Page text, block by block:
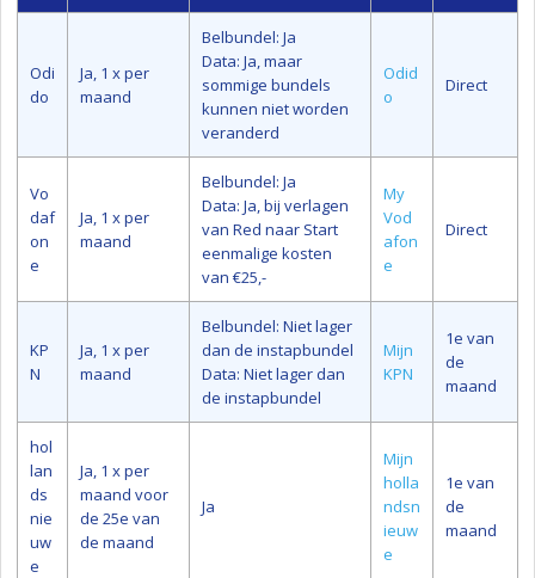
Odi
do
Ja, 1 x per
maand
Belbundel: Ja
Data: Ja, maar
sommige bundels
kunnen niet worden
veranderd
Odid
o
Direct
Vo
daf
on
e
Ja, 1 x per
maand
Belbundel: Ja
Data: Ja, bij verlagen
van Red naar Start
eenmalige kosten
van €25,-
My
Vod
afon
e
Direct
KP
N
Ja, 1 x per
maand
Belbundel: Niet lager
dan de instapbundel
Data: Niet lager dan
de instapbundel
Mijn
KPN
1e van
de
maand
hol
lan
ds
nie
uw
e
Ja, 1 x per
maand voor
de 25e van
de maand
Ja
Mijn
holla
ndsn
ieuw
e
1e van
de
maand